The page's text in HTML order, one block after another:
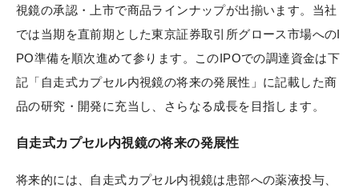
視鏡の承認・上市で商品ラインナップが出揃います。当社
では当期を直前期とした東京証券取引所グロース市場へのI
PO準備を順次進めて参ります。このIPOでの調達資金は下
記「自走式カプセル内視鏡の将来の発展性」に記載した商
品の研究・開発に充当し、さらなる成長を目指します。
自走式カプセル内視鏡の将来の発展性
将来的には、自走式カプセル内視鏡は患部への薬液投与、